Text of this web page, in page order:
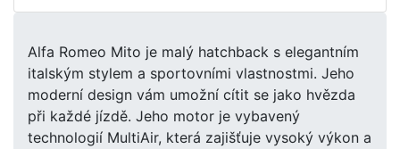
Alfa Romeo Mito je malý hatchback s elegantním
italským stylem a sportovními vlastnostmi. Jeho
moderní design vám umožní cítit se jako hvězda
při každé jízdě. Jeho motor je vybavený
technologií MultiAir, která zajišťuje vysoký výkon a